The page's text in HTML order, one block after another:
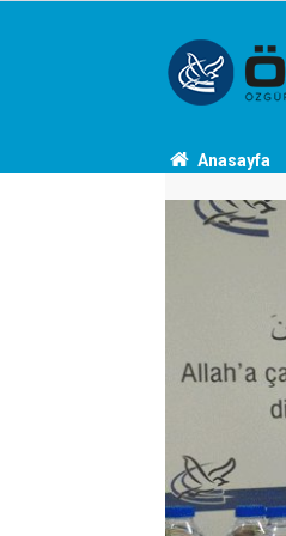
Anasayfa